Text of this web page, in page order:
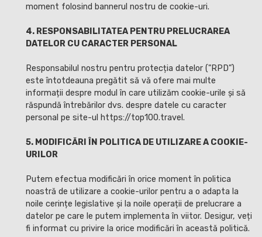
moment folosind bannerul nostru de cookie-uri.
4. RESPONSABILITATEA PENTRU PRELUCRAREA
DATELOR CU CARACTER PERSONAL
Responsabilul nostru pentru protecția datelor ("RPD")
este întotdeauna pregătit să vă ofere mai multe
informații despre modul în care utilizăm cookie-urile și să
răspundă întrebărilor dvs. despre datele cu caracter
personal pe site-ul https://top100.travel.
5. MODIFICĂRI ÎN POLITICA DE UTILIZARE A COOKIE-
URILOR
Putem efectua modificări în orice moment în politica
noastră de utilizare a cookie-urilor pentru a o adapta la
noile cerințe legislative și la noile operații de prelucrare a
datelor pe care le putem implementa în viitor. Desigur, veți
fi informat cu privire la orice modificări în această politică.